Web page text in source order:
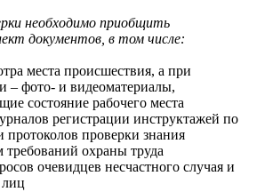
необходимо приобщить
документов, в том числе:
места происшествия, а при
– фото- и видеоматериалы,
состояние рабочего места
регистрации инструктажей по
протоколов проверки знания
требований охраны труда
очевидцев несчастного случая и